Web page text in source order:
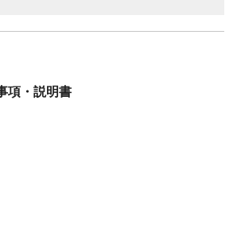
項・説明書